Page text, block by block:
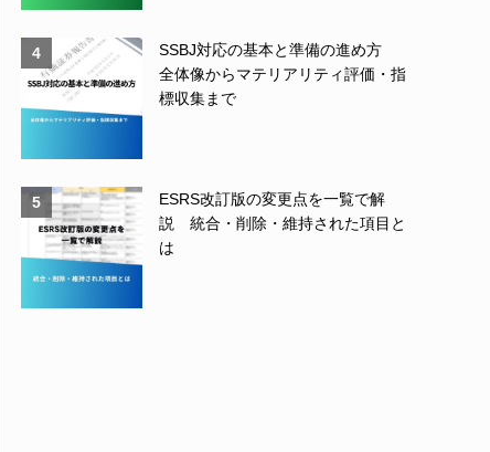
4
SSBJ対応の基本と準備の進め方
全体像からマテリアリティ評価・指
標収集まで
5
ESRS改訂版の変更点を一覧で解
説 統合・削除・維持された項目と
は